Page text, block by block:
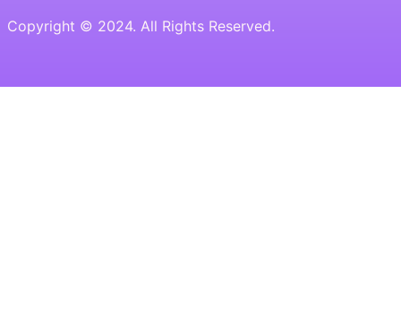
Copyright © 2024. All Rights Reserved.